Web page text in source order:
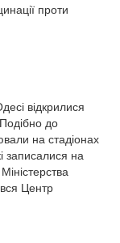
проти
відкрилися
до
на стадіонах
записалися на
Центр